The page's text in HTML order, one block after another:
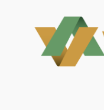
contenu